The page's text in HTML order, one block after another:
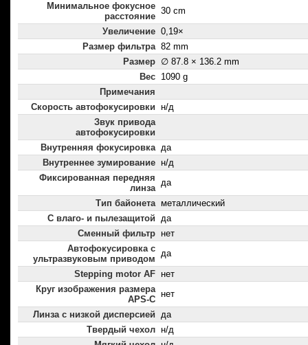
Минимальное фокусное
расстояние
30 cm
Увеличение 0,19×
Размер фильтра 82 mm
Размер ∅ 87.8 × 136.2 mm
Вес 1090 g
Примечания
Скорость автофокусировки н/д
Звук привода
автофокусировки
Внутренняя фокусировка да
Внутреннее зумирование н/д
Фиксированная передняя
линза
да
Тип байонета металлический
С влаго- и пылезащитой да
Сменный фильтр нет
Автофокусировка с
ультразвуковым приводом
да
Stepping motor AF нет
Круг изображения размера
APS-C
нет
Линза с низкой дисперсией да
Твердый чехол н/д